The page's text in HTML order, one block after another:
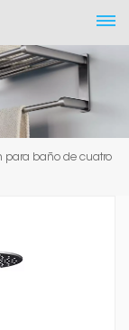
para baño de cuatro
Para